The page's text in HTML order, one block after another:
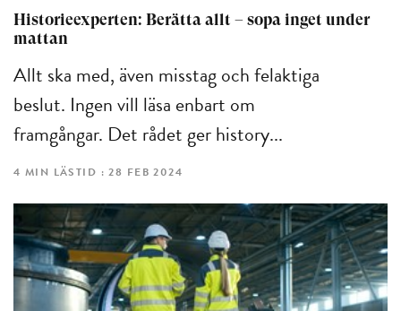
Historieexperten: Berätta allt – sopa inget under
mattan
Allt ska med, även misstag och felaktiga
beslut. Ingen vill läsa enbart om
framgångar. Det rådet ger history...
4 MIN LÄSTID : 28 FEB 2024